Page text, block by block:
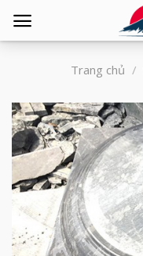
Trang chủ /